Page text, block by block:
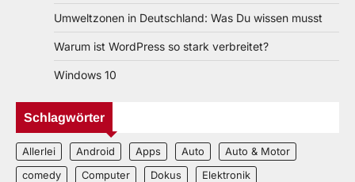
Umweltzonen in Deutschland: Was Du wissen musst
Warum ist WordPress so stark verbreitet?
Windows 10
Schlagwörter
Allerlei Android Apps Auto
Auto & Motor
comedy
Computer Dokus
Elektronik